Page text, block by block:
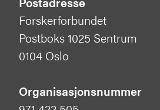
Forskerforbundet
Postboks 1025 Sentrum
0104 Oslo
Organisasjonsnummer